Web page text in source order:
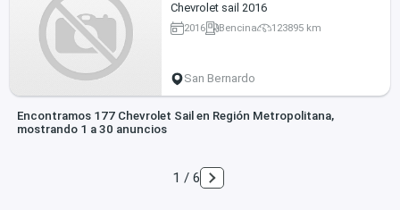
Chevrolet sail 2016
2016 Bencina 123895 km
San Bernardo
Encontramos 177 Chevrolet Sail en Región Metropolitana,
mostrando 1 a 30 anuncios
1 / 6